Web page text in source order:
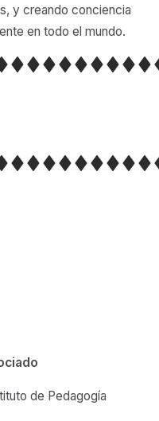
y creando conciencia
en todo el mundo.
de Pedagogía